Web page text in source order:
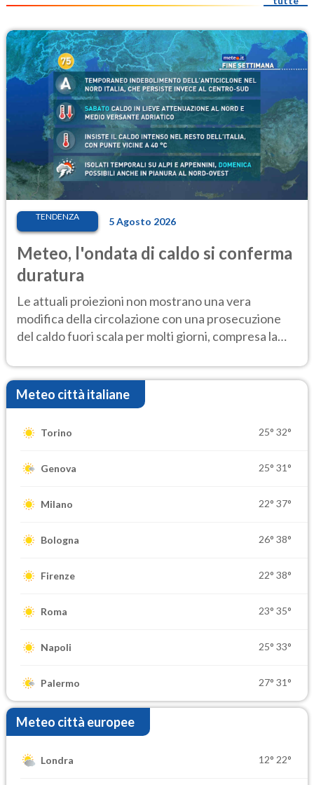
TENDENZA 5 Agosto 2026
Meteo, l'ondata di caldo si conferma
duratura
Le attuali proiezioni non mostrano una vera
modifica della circolazione con una prosecuzione
del caldo fuori scala per molti giorni, compresa la
Meteo città italiane
Torino 25° 32°
Genova 25° 31°
Milano 22° 37°
Bologna 26° 38°
Firenze 22° 38°
Roma 23° 35°
Napoli 25° 33°
Palermo 27° 31°
Meteo città europee
Londra 12° 22°